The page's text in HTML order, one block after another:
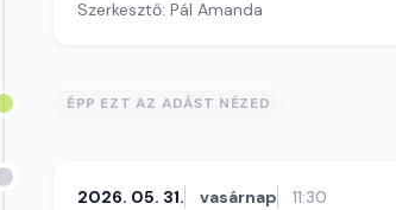
Szerkesztő: Pál Amanda
ÉPP EZT AZ ADÁST NÉZED
2026. 05. 31. vasárnap 11:30